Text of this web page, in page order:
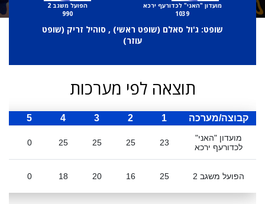
מועדון "האני" לכדורעף ירכא
1039
הפועל משגב 2
990
שופט: ג'ול סאלם (שופט ראשי) , סוהיל זריק (שופט
עוזר)
תוצאה לפי מערכות
קבוצה/מערכה 1
2
3
4
5
מועדון "האני"
לכדורעף ירכא
23
25
25
25
0
הפועל משגב 2 25
16
20
18
0